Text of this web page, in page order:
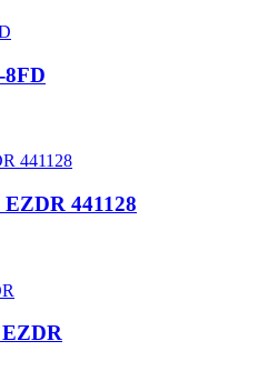
441128